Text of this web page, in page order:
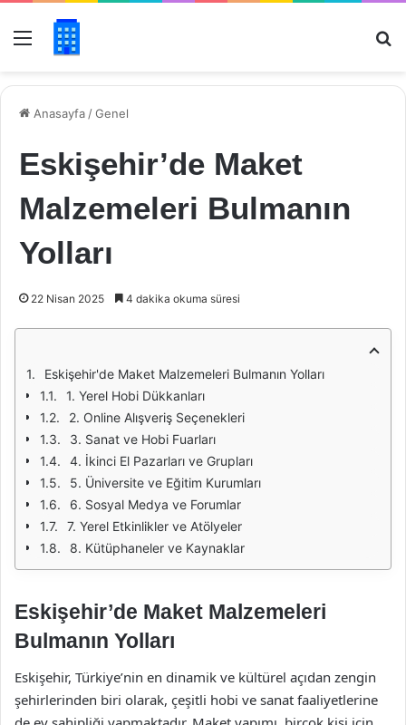
Menü
Anasayfa /Genel
Eskişehir’de Maket
Malzemeleri Bulmanın
Yolları
22 Nisan 2025 4 dakika okuma süresi
Eskişehir'de Maket Malzemeleri Bulmanın Yolları
1. Yerel Hobi Dükkanları
2. Online Alışveriş Seçenekleri
3. Sanat ve Hobi Fuarları
4. İkinci El Pazarları ve Grupları
5. Üniversite ve Eğitim Kurumları
6. Sosyal Medya ve Forumlar
7. Yerel Etkinlikler ve Atölyeler
8. Kütüphaneler ve Kaynaklar
Eskişehir’de Maket Malzemeleri
Bulmanın Yolları
Eskişehir, Türkiye’nin en dinamik ve kültürel açıdan zengin
şehirlerinden biri olarak, çeşitli hobi ve sanat faaliyetlerine